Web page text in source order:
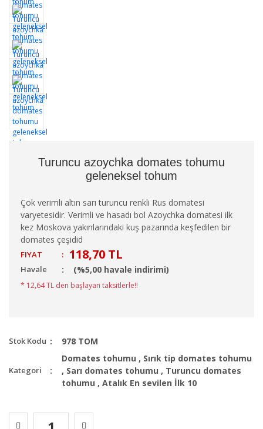
Turuncu azoychka domates tohumu
geleneksel tohum
Çok verimli altın sarı turuncu renkli Rus domatesi
varyetesidir. Verimli ve hasadı bol Azoychka domatesi ilk
kez Moskova yakınlarındaki kuş pazarında keşfedilen bir
domates çeşidid
FIYAT : 118,70 TL
Havale (%5,00 havale indirimi)
* 12,64 TL den başlayan taksitlerle!!
Stok Kodu 978 TOM
Kategori
Domates tohumu , Sırık tip domates tohumu
, Sarı domates tohumu , Turuncu domates
tohumu , Atalık En sevilen İlk 10